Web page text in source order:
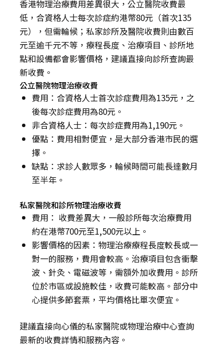
香港物理治療費用差異很大，公立醫院收費最
低，合資格人士每次診症約港幣80元（首次135
元），但需輪候；私家診所及醫院收費則由數百
元至逾千元不等，療程長度、治療項目、診所地
點和設備都會影響價格，建議直接向診所查詢最
新收費。
公立醫院物理治療收費
費用：合資格人士首次診症費用為135元，之
後每次診症費用為80元。
非合資格人士：每次診症費用為1,190元。
優點：費用相對便宜，是大部分香港市民的選
擇。
缺點：求診人數眾多，輪候時間可能長達數月
至半年。
私家醫院和診所物理治療收費
費用： 收費差異大，一般診所每次治療費用
約在港幣700元至1,500元以上。
影響價格的因素：物理治療療程長度較長或一
對一的服務，費用會較高。治療項目包含衝擊
波、針灸、電磁波等，需額外加收費用。診所
位於市區或設施較佳，收費可能較高。部分中
心提供多節套票，平均價格比單次便宜。
建議直接向心儀的私家醫院或物理治療中心查詢
最新的收費詳情和服務內容。